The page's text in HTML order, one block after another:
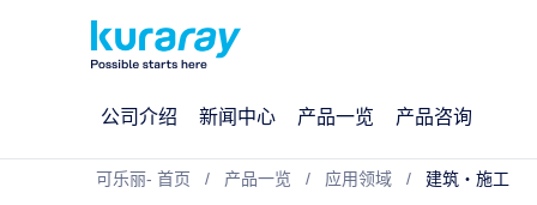
公司介绍 新闻中心 产品一览 产品咨询
可乐丽- 首页 产品一览 应用领域 建筑・施工